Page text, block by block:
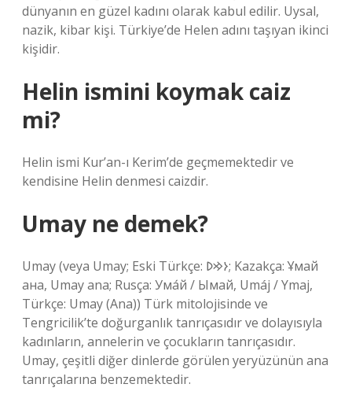
dünyanın en güzel kadını olarak kabul edilir. Uysal,
nazik, kibar kişi. Türkiye’de Helen adını taşıyan ikinci
kişidir.
Helin ismini koymak caiz
mi?
Helin ismi Kur’an-ı Kerim’de geçmemektedir ve
kendisine Helin denmesi caizdir.
Umay ne demek?
Umay (veya Umay; Eski Türkçe: 𐰆𐰢𐰖; Kazakça: Ұмай
aна, Umay ana; Rusça: Ума́й / Ымай, Umáj / Ymaj,
Türkçe: Umay (Ana)) Türk mitolojisinde ve
Tengricilik’te doğurganlık tanrıçasıdır ve dolayısıyla
kadınların, annelerin ve çocukların tanrıçasıdır.
Umay, çeşitli diğer dinlerde görülen yeryüzünün ana
tanrıçalarına benzemektedir.